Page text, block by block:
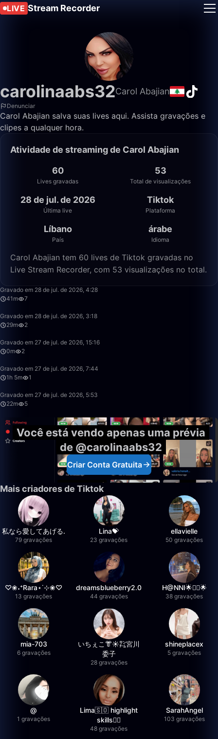
LIVE Stream Recorder
carolinaabs32Carol Abajian
Denunciar
Carol Abajian salva suas lives aqui. Assista gravações e
clipes a qualquer hora.
Atividade de streaming de Carol Abajian
60
Lives gravadas
53
Total de visualizações
28 de jul. de 2026
Última live
Tiktok
Plataforma
Líbano
País
árabe
Idioma
Carol Abajian tem 60 lives de Tiktok gravadas no
Live Stream Recorder, com 53 visualizações no total.
Gravado em 28 de jul. de 2026, 4:28
41m
7
Gravado em 28 de jul. de 2026, 3:18
29m
2
Gravado em 27 de jul. de 2026, 15:16
0m
2
Gravado em 27 de jul. de 2026, 7:44
1h 5m
1
Gravado em 27 de jul. de 2026, 5:53
22m
5
Você está vendo apenas uma prévia
de @carolinaabs32
Criar Conta Gratuita
Mais criadores de Tiktok
私なら愛してあげる.
79 gravações
Lina💝
23 gravações
ellavielle
50 gravações
♡❀˖⁺Rara⋆˙⊹❀♡
13 gravações
dreamsblueberry2.0
44 gravações
H@NNI🌟❤️‍🔥🌟
38 gravações
mia-703
6 gravações
いちぇこ👘☀️㌠宮川
委子
28 gravações
shineplacex
5 gravações
@
1 gravações
Lima🇸🇴 highlight
skills✌🏽
48 gravações
SarahAngel
103 gravações